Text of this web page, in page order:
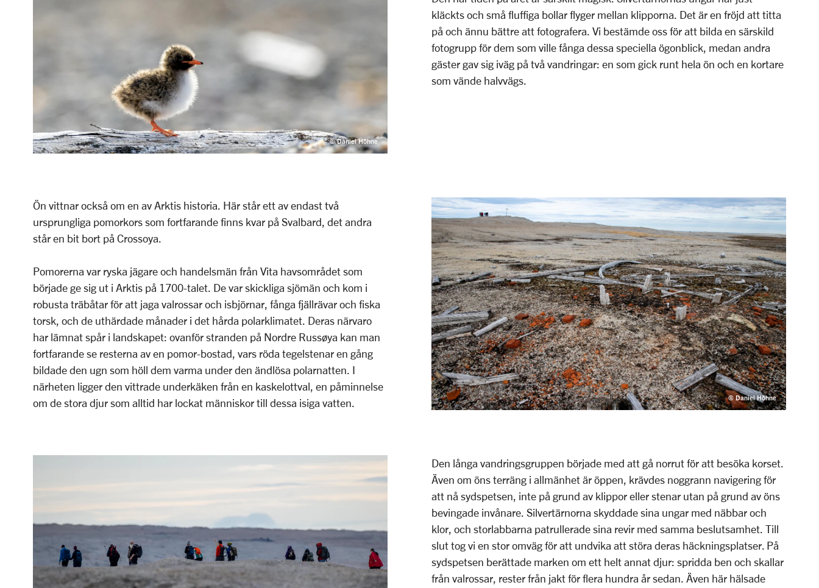
© Daniel Höhne
kläckts och små fluffiga bollar flyger mellan klipporna. Det är en fröjd att titta
på och ännu bättre att fotografera. Vi bestämde oss för att bilda en särskild
fotogrupp för dem som ville fånga dessa speciella ögonblick, medan andra
gäster gav sig iväg på två vandringar: en som gick runt hela ön och en kortare
som vände halvvägs.
Ön vittnar också om en av Arktis historia. Här står ett av endast två
ursprungliga pomorkors som fortfarande finns kvar på Svalbard, det andra
står en bit bort på Crossoya.
Pomorerna var ryska jägare och handelsmän från Vita havsområdet som
började ge sig ut i Arktis på 1700-talet. De var skickliga sjömän och kom i
robusta träbåtar för att jaga valrossar och isbjörnar, fånga fjällrävar och fiska
torsk, och de uthärdade månader i det hårda polarklimatet. Deras närvaro
har lämnat spår i landskapet: ovanför stranden på Nordre Russøya kan man
fortfarande se resterna av en pomor-bostad, vars röda tegelstenar en gång
bildade den ugn som höll dem varma under den ändlösa polarnatten. I
närheten ligger den vittrade underkäken från en kaskelottval, en påminnelse
om de stora djur som alltid har lockat människor till dessa isiga vatten.
© Daniel Höhne
Den långa vandringsgruppen började med att gå norrut för att besöka korset.
Även om öns terräng i allmänhet är öppen, krävdes noggrann navigering för
att nå sydspetsen, inte på grund av klippor eller stenar utan på grund av öns
bevingade invånare. Silvertärnorna skyddade sina ungar med näbbar och
klor, och storlabbarna patrullerade sina revir med samma beslutsamhet. Till
slut tog vi en stor omväg för att undvika att störa deras häckningsplatser. På
sydspetsen berättade marken om ett helt annat djur: spridda ben och skallar
från valrossar, rester från jakt för flera hundra år sedan. Även här hälsade